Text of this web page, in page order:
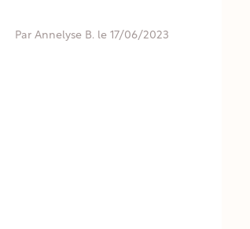
Par Annelyse B. le 17/06/2023